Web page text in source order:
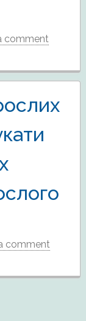
comment
comment